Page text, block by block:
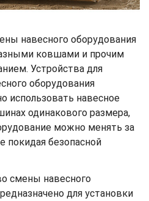
навесного оборудования
ковшами и прочим
Устройства для
оборудования
использовать навесное
одинакового размера,
можно менять за
покидая безопасной
смены навесного
для установки